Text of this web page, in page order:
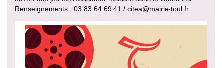
Renseignements : 03 83 64 69 41 / citea@mairie-toul.fr